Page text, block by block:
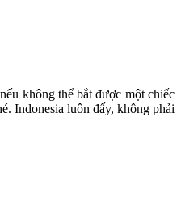
không thể bắt được một chiếc
Indonesia luôn đấy, không phải